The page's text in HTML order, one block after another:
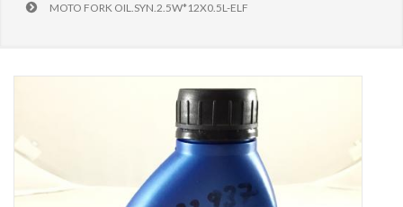
MOTO FORK OIL.SYN.2.5W*12X0.5L-ELF